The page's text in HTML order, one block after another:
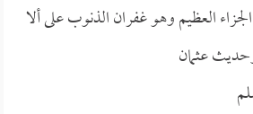
العظيم وهو غفران الذنوب على ألا
وحديثعثمان